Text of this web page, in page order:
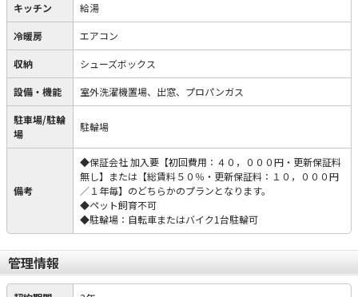
キッチン 給湯
冷暖房 エアコン
収納 シューズボックス
設備・機能 室外洗濯機置場、出窓、プロパンガス
駐車場/駐輪
場
駐輪場
備考
◆保証会社 加入要【初回費用：４０，０００円・更新保証料
無し】または【総賃料５０％・更新保証料：１０，０００円
／１年毎】のどちらかのプランとなります。
◆ペット飼育不可
◆駐輪場：自転車またはバイク1台駐輪可
管理情報